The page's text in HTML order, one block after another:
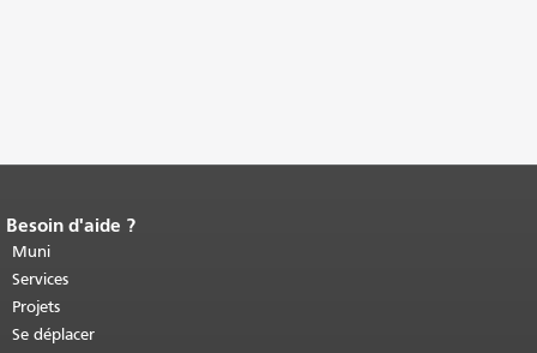
Fin du contenu de la page.
cette page se répète sur chaque page.
Retour au haut du contenu principal
Besoin d'aide ?
Muni
Services
Projets
Se déplacer